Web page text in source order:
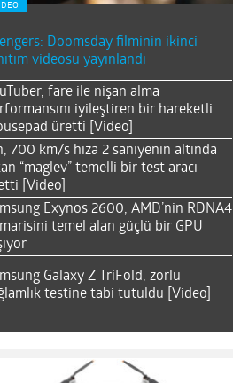
Doomsday filminin ikinci
videosu yayınlandı
fare ile nişan alma
iyileştiren bir hareketli
üretti [Video]
700 km/s hıza 2 saniyenin altında
“maglev” temelli bir test aracı
[Video]
Exynos 2600, AMD’nin RDNA4
temel alan güçlü bir GPU
Galaxy Z TriFold, zorlu
testine tabi tutuldu [Video]